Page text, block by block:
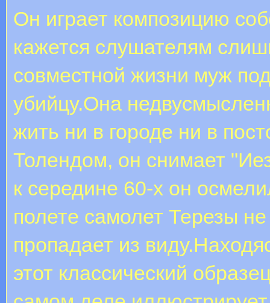
Он играет композицию
кажется слушателям
совместной жизни муж
убийцу.Она
жить ни в городе ни в
Толендом, он снимает
к середине 60-х он
полете самолет Терезы
пропадает из
этот классический